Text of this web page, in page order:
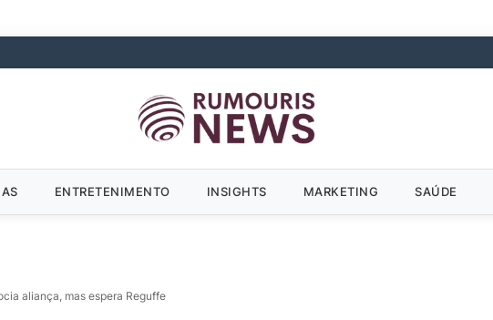
ENTRETENIMENTO INSIGHTS MARKETING SAÚDE
aliança, mas espera Reguffe